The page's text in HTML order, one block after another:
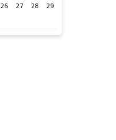
26 27 28
29